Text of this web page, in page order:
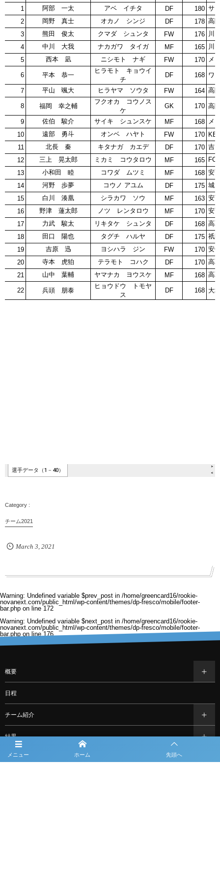
チーム2021
March 3 2021
Warning: Undefined variable $prev_post in /home/greencard16/rookie-
novanext.com/public_html/wp-content/themes/dp-fresco/mobile/footer-
bar.php on line172
Warning: Undefined variable $next_post in /home/greencard16/rookie-
novanext.com/public_html/wp-content/themes/dp-fresco/mobile/footer-
bar.php on line176
メニュー ホーム 先頭へ
概要
日程
チーム紹介
結果
過去の大会情報